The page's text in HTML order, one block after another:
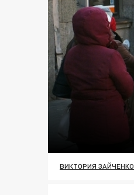
ВИКТОРИЯ ЗАЙЧЕНКО